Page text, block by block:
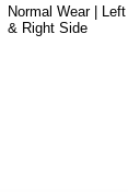
Normal Wear | Left
& Right Side